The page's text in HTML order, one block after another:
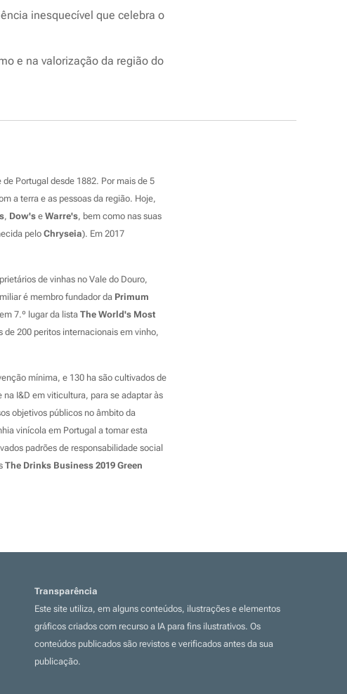
inesquecível que celebra o
e na valorização da região do
Portugal desde 1882. Por mais de 5
a terra e as pessoas da região. Hoje,
, Dow's e Warre's, bem como nas suas
peloChryseia). Em 2017
de vinhas no Vale do Douro,
é membro fundador da Primum
7.º lugar da lista The World's Most
de 200 peritos internacionais em vinho,
mínima, e 130 ha são cultivados de
I&D em viticultura, para se adaptar às
objetivos públicos no âmbito da
vinícola em Portugal a tomar esta
padrões de responsabilidade social
The Drinks Business 2019 Green
Transparência
Este site utiliza, em alguns conteúdos, ilustrações e elementos
gráficos criados com recurso a IA para fins ilustrativos. Os
conteúdos publicados são revistos e verificados antes da sua
publicação.